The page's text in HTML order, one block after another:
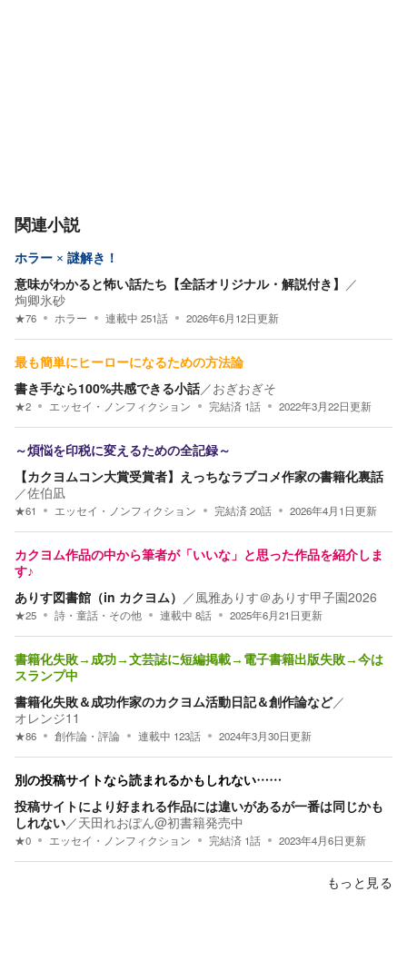
関連小説
ホラー × 謎解き！
意味がわかると怖い話たち【全話オリジナル・解説付き】 ／
㶷卿氷砂
★76 ホラー 連載中 251話 2026年6月12日更新
最も簡単にヒーローになるための方法論
書き手なら100%共感できる小話／おぎおぎそ
★2 エッセイ・ノンフィクション 完結済 1話 2022年3月22日更新
～煩悩を印税に変えるための全記録～
【カクヨムコン大賞受賞者】えっちなラブコメ作家の書籍化裏話
／佐伯凪
★61 エッセイ・ノンフィクション 完結済20話 2026年4月1日更新
カクヨム作品の中から筆者が「いいな」と思った作品を紹介しま
す♪
ありす図書館（in カクヨム） ／ 風雅ありす＠ありす甲子園2026
★25 詩・童話・その他 連載中 8話 2025年6月21日更新
書籍化失敗→成功→文芸誌に短編掲載→電子書籍出版失敗→今は
スランプ中
書籍化失敗＆成功作家のカクヨム活動日記＆創作論など／
オレンジ11
★86 創作論・評論 連載中 123話 2024年3月30日更新
別の投稿サイトなら読まれるかもしれない……
投稿サイトにより好まれる作品には違いがあるが一番は同じかも
しれない／天田れおぽん@初書籍発売中
★0 エッセイ・ノンフィクション 完結済 1話 2023年4月6日更新
もっと見る